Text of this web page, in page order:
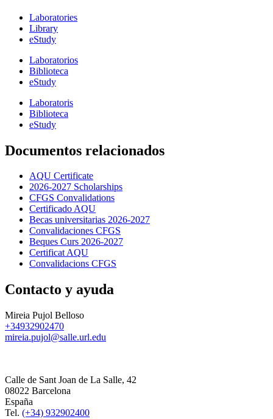
Laboratories
Library
eStudy
Laboratorios
Biblioteca
eStudy
Laboratoris
Biblioteca
eStudy
Documentos relacionados
AQU Certificate
2026-2027 Scholarships
CFGS Convalidations
Certificado AQU
Becas universitarias 2026-2027
Convalidaciones CFGS
Beques Curs 2026-2027
Certificat AQU
Convalidacions CFGS
Contacto y ayuda
Mireia Pujol Belloso
+34932902470
mireia.pujol@salle.url.edu
Calle de Sant Joan de La Salle, 42
08022 Barcelona
España
Tel. (+34) 932902400